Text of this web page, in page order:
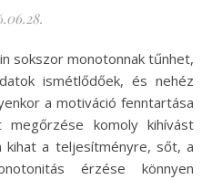
ismétlődőek, és nehéz
a motiváció fenntartása
komoly kihívást
kihat a teljesítményre, sőt, a
érzése könnyen